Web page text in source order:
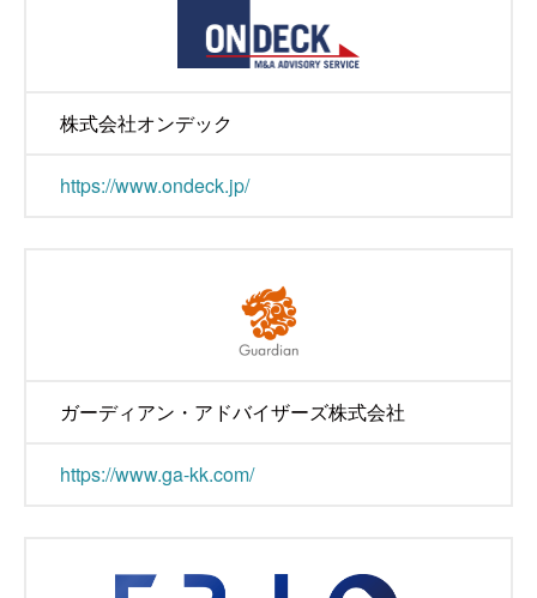
株式会社オンデック
https://www.ondeck.jp/
ガーディアン・アドバイザーズ株式会社
https://www.ga-kk.com/